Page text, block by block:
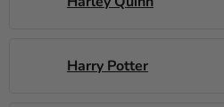
Harry Potter